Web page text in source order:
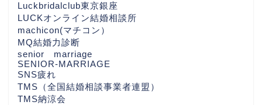
Luckbridalclub東京銀座
LUCKオンライン結婚相談所
machicon(マチコン）
MQ結婚力診断
senior marriage
SENIOR-MARRIAGE
SNS疲れ
TMS（全国結婚相談事業者連盟）
TMS納涼会